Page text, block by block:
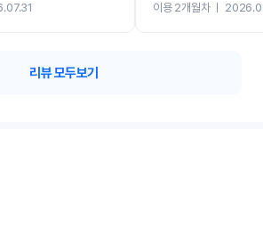
카 렌트 고민없이 강추합
이용 2개월차ㅣ
리뷰 모두보기